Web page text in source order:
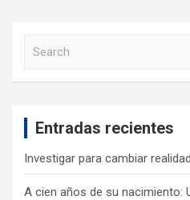
Entradas recientes
Investigar para cambiar
A cien años de su nacimiento: